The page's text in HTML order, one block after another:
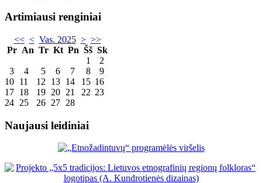
Artimiausi renginiai
<< < Vas. 2025 > >>
Pr An Tr Kt Pn Šš Sk
1
2
3
4 5 6 7 8
9
10 11 12 13 14 15 16
17 18 19 20 21 22 23
24 25 26 27 28
Naujausi leidiniai